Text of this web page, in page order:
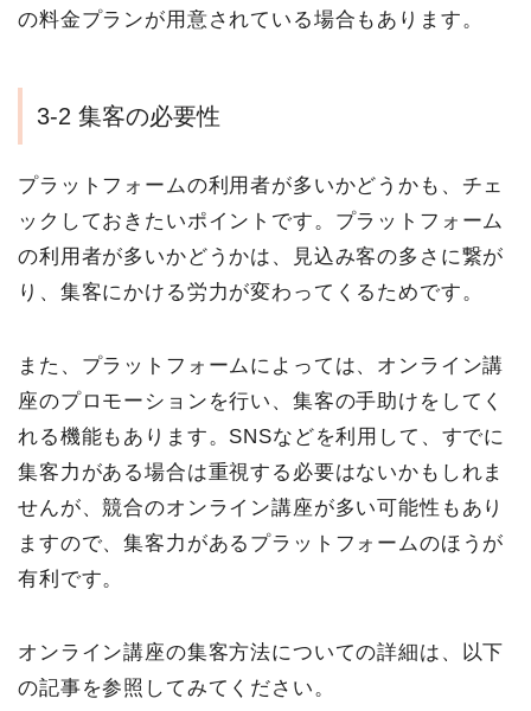
の料金プランが用意されている場合もあります。
3-2 集客の必要性
プラットフォームの利用者が多いかどうかも、チェ
ックしておきたいポイントです。プラットフォーム
の利用者が多いかどうかは、見込み客の多さに繋が
り、集客にかける労力が変わってくるためです。
また、プラットフォームによっては、オンライン講
座のプロモーションを行い、集客の手助けをしてく
れる機能もあります。SNSなどを利用して、すでに
集客力がある場合は重視する必要はないかもしれま
せんが、競合のオンライン講座が多い可能性もあり
ますので、集客力があるプラットフォームのほうが
有利です。
オンライン講座の集客方法についての詳細は、以下
の記事を参照してみてください。